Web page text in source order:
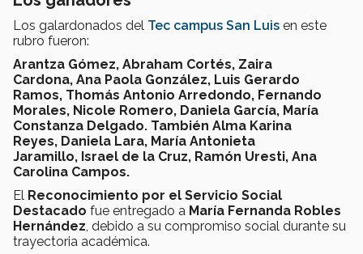
Los galardonados del Tec campus San Luis en este
rubro fueron:
Arantza Gómez, Abraham Cortés, Zaira
Cardona, Ana Paola González, Luis Gerardo
Ramos, Thomás Antonio Arredondo, Fernando
Morales, Nicole Romero, Daniela García, María
Constanza Delgado. También Alma Karina
Reyes, Daniela Lara, María Antonieta
Jaramillo, Israel de la Cruz, Ramón Uresti, Ana
Carolina Campos.
El Reconocimiento por el Servicio Social
Destacado fue entregado a María Fernanda Robles
Hernández , debido a su compromiso social durante su
trayectoria académica.